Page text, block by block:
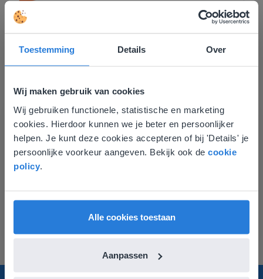
Toestemming Details Over
Wij maken gebruik van cookies
Wij gebruiken functionele, statistische en marketing
cookies. Hierdoor kunnen we je beter en persoonlijker
helpen. Je kunt deze cookies accepteren of bij 'Details' je
persoonlijke voorkeur aangeven. Bekijk ook de cookie
policy
Alle cookies toestaan
Aanpassen
Kleuters,Tips & Tricks
Nieuw: Instructielessen voor
kleuters
17 augustus 2022
1
Deze website komt niet
overeen met je locatie
Gezien je locatie, denken we dat je misschien
liever naar de website voor English gaat. Hier
English
Nederland